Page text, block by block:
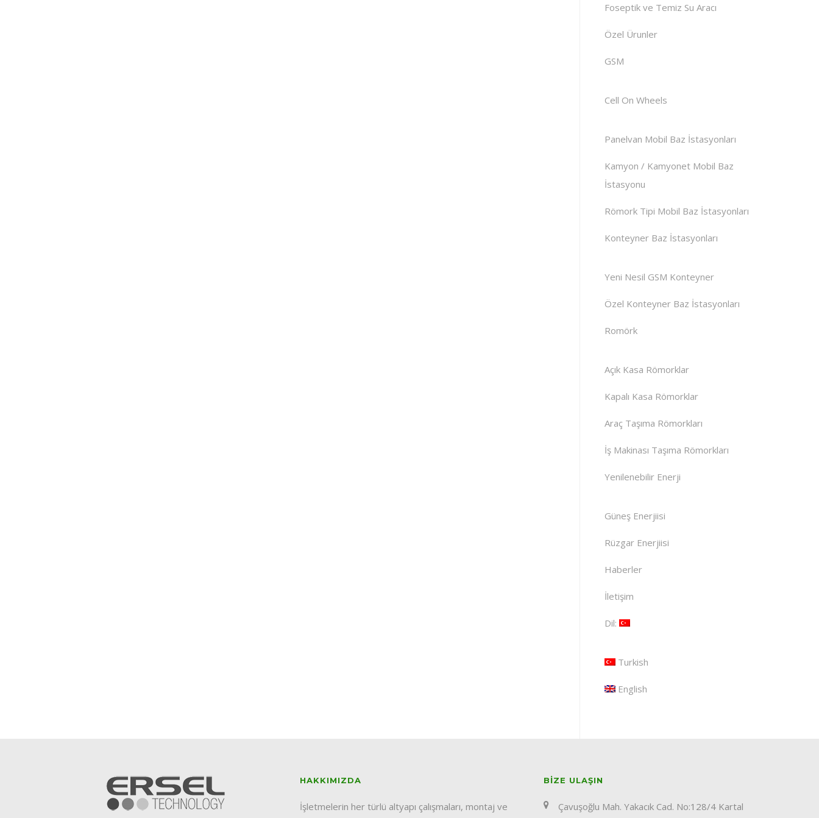
Foseptik ve Temiz Su Aracı
Özel Ürunler
GSM
Cell On Wheels
Panelvan Mobil Baz İstasyonları
Kamyon / Kamyonet Mobil Baz
İstasyonu
Römork Tipi Mobil Baz İstasyonları
Konteyner Baz İstasyonları
Yeni Nesil GSM Konteyner
Özel Konteyner Baz İstasyonları
Romörk
Açık Kasa Römorklar
Kapalı Kasa Römorklar
Araç Taşıma Römorkları
İş Makinası Taşıma Römorkları
Yenilenebilir Enerji
Güneş Enerjiisi
Rüzgar Enerjiisi
Haberler
İletişim
Dil:
Turkish
English
HAKKIMIZDA
İşletmelerin her türlü altyapı çalışmaları, montaj ve
BIZE ULAŞIN
Çavuşoğlu Mah. Yakacık Cad. No:128/4 Kartal